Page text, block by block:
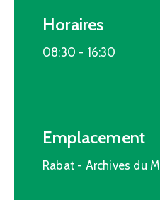
Horaires
08:30 - 16:30
Emplacement
Rabat - Archives du